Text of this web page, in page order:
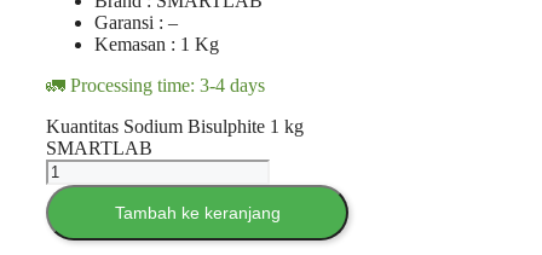
Garansi : –
Kemasan : 1 Kg
🚛 Processing time: 3-4 days
Kuantitas Sodium Bisulphite 1 kg
SMARTLAB
Tambah ke keranjang